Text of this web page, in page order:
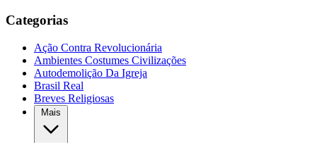
Categorias
Ação Contra Revolucionária
Ambientes Costumes Civilizações
Autodemolição Da Igreja
Brasil Real
Breves Religiosas
Mais